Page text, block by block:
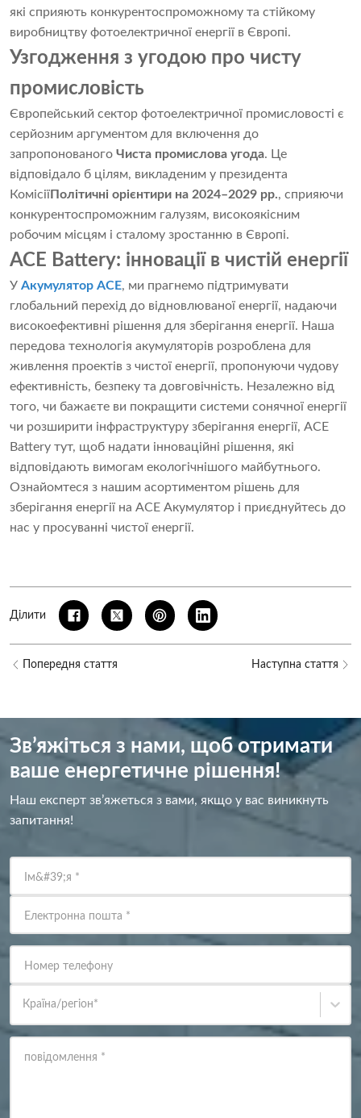
які сприяють конкурентоспроможному та стійкому
виробництву фотоелектричної енергії в Європі.
Узгодження з угодою про чисту
промисловість
Європейський сектор фотоелектричної промисловості є
серйозним аргументом для включення до
запропонованого Чиста промислова угода. Це
відповідало б цілям, викладеним у президента
КомісіїПолітичні орієнтири на 2024–2029 рр., сприяючи
конкурентоспроможним галузям, високоякісним
робочим місцям і сталому зростанню в Європі.
ACE Battery: інновації в чистій енергії
У Акумулятор ACE, ми прагнемо підтримувати
глобальний перехід до відновлюваної енергії, надаючи
високоефективні рішення для зберігання енергії. Наша
передова технологія акумуляторів розроблена для
живлення проектів з чистої енергії, пропонуючи чудову
ефективність, безпеку та довговічність. Незалежно від
того, чи бажаєте ви покращити системи сонячної енергії
чи розширити інфраструктуру зберігання енергії, ACE
Battery тут, щоб надати інноваційні рішення, які
відповідають вимогам екологічнішого майбутнього.
Ознайомтеся з нашим асортиментом рішень для
зберігання енергії на ACE Акумулятор і приєднуйтесь до
нас у просуванні чистої енергії.
Ділити
Попередня стаття Наступна стаття
Зв’яжіться з нами, щоб отримати
ваше енергетичне рішення!
Наш експерт зв’яжеться з вами, якщо у вас виникнуть
запитання!
Ім&#39;я *
Електронна пошта *
Номер телефону
Країна/регіон*
повідомлення *